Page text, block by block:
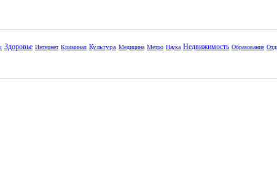
Здоровье Интернет Криминал Культура Медицина Метро Наука Недвижимость Образование